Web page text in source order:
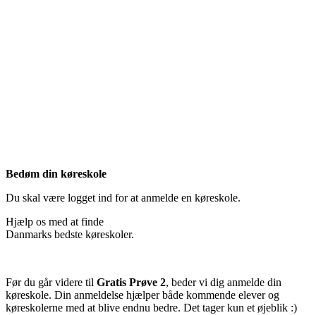
Bedøm din køreskole
Du skal være logget ind for at anmelde en køreskole.
Hjælp os med at finde
Danmarks bedste køreskoler.
Før du går videre til Gratis Prøve 2, beder vi dig anmelde din
køreskole. Din anmeldelse hjælper både kommende elever og
køreskolerne med at blive endnu bedre. Det tager kun et øjeblik :)